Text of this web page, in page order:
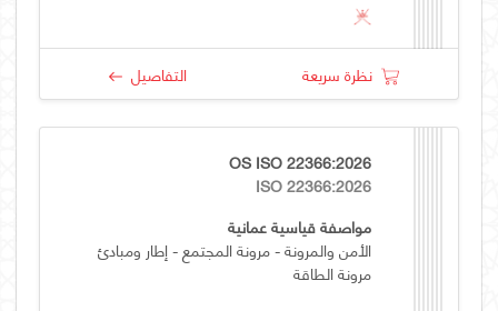
نظرة سريعة التفاصيل
OS ISO 22366:2026
ISO 22366:2026
مواصفة قياسية عمانية
الأمن والمرونة - مرونة المجتمع - إطار ومبادئ
مرونة الطاقة